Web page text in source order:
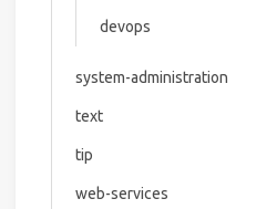
devops
system-administration
text
tip
web-services